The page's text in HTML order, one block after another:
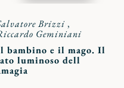
Brizzi ,
Geminiani
bambino e il mago. Il
luminoso dell